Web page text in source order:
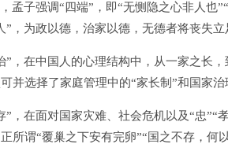
子强调“四端”，即“无恻隐之心非人也
”，为政以德，治家以德，无德者将丧失
在中国人的心理结构中，从一家之长，
并选择了家庭管理中的“家长制”和国家
在面对国家灾难、社会危机以及“忠”“
所谓“覆巢之下安有完卵”“国之不存，何